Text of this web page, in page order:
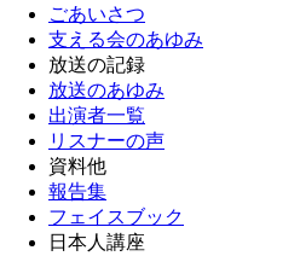
ごあいさつ
支える会のあゆみ
放送の記録
放送のあゆみ
出演者一覧
リスナーの声
資料他
報告集
フェイスブック
日本人講座